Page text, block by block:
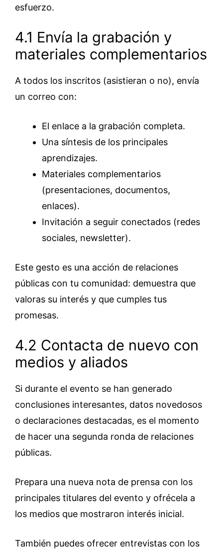
esfuerzo.
4.1 Envía la grabación y
materiales complementarios
A todos los inscritos (asistieran o no), envía
un correo con:
El enlace a la grabación completa.
Una síntesis de los principales
aprendizajes.
Materiales complementarios
(presentaciones, documentos,
enlaces).
Invitación a seguir conectados (redes
sociales, newsletter).
Este gesto es una acción de relaciones
públicas con tu comunidad: demuestra que
valoras su interés y que cumples tus
promesas.
4.2 Contacta de nuevo con
medios y aliados
Si durante el evento se han generado
conclusiones interesantes, datos novedosos
o declaraciones destacadas, es el momento
de hacer una segunda ronda de relaciones
públicas.
Prepara una nueva nota de prensa con los
principales titulares del evento y ofrécela a
los medios que mostraron interés inicial.
También puedes ofrecer entrevistas con los